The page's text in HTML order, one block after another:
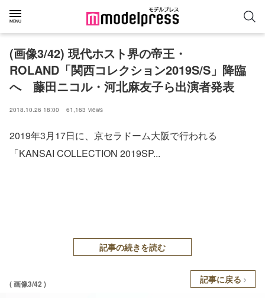
(画像3/42) 現代ホスト界の帝王・
ROLAND「関西コレクション2019S/S」降臨
へ 藤田ニコル・河北麻友子ら出演者発表
2018.10.26 18:00 61,163 views
2019年3月17日に、京セラドーム大阪で行われる
「KANSAI COLLECTION 2019SP...
記事の続きを読む
( 画像3/42 ) 記事に戻る